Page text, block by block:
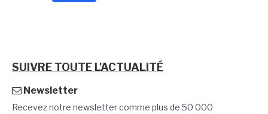
SUIVRE TOUTE L'ACTUALITÉ
Newsletter
Recevez notre newsletter comme plus de 50 000